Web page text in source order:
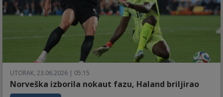
UTORAK, 23.06.2026 | 05:15
Norveška izborila nokaut fazu, Haland briljirao